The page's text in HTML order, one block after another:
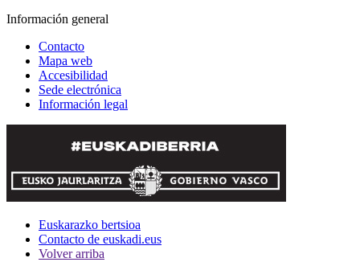
Información general
Contacto
Mapa web
Accesibilidad
Sede electrónica
Información legal
Euskarazko bertsioa
Contacto de euskadi.eus
Volver arriba